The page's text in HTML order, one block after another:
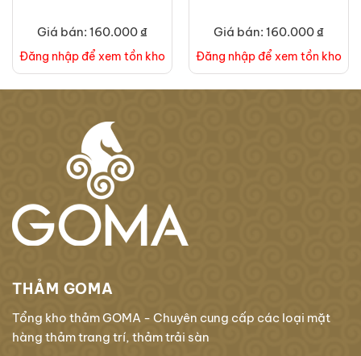
Giá bán: 160.000 ₫
Đăng nhập để xem tồn kho
Giá bán: 160.000 ₫
Đăng nhập để xem tồn kho
THẢM GOMA
Tổng kho thảm GOMA - Chuyên cung cấp các loại mặt
hàng thảm trang trí, thảm trải sàn